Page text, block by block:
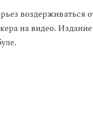
воздерживаться
на видео.